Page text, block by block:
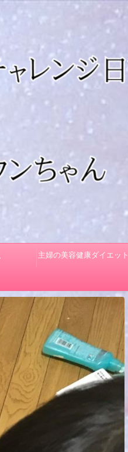
主婦の美容健康ダイエット